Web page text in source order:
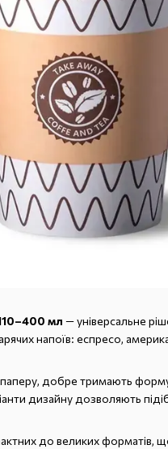
мл — універсальне
напоїв: еспресо,
добре тримають
дизайну дозволяють
до великих форматів,